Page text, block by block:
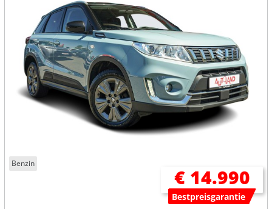
Benzin
€ 14.990
Bestpreisgarantie